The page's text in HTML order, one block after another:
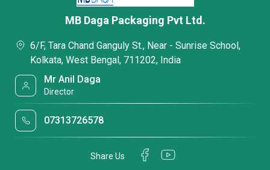
MB Daga Packaging Pvt Ltd.
6/F, Tara Chand Ganguly St., Near - Sunrise School,
Kolkata, West Bengal, 711202, India
Mr Anil Daga
Director
07313726578
Share Us